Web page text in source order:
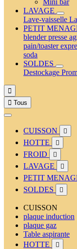
Mini bar
LAVAGE
Lave-vaisselle
PETIT
blenderpresse
pain/toaster
soda
SOLDES
Destockage

 Tous
CUISSON 
HOTTE 
FROID 
LAVAGE 
PETIT
SOLDES 
CUISSON
plaque induction
plaque gaz
Table aspirante
HOTTE
